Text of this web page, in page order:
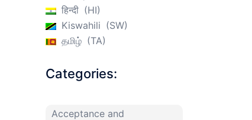
हिन्दी
HI
Kiswahili
SW
தமிழ்
TA
Categories:
Acceptance and